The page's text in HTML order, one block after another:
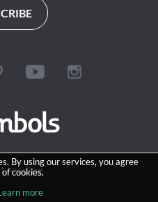
By using our services, you agree
cookies.
more
reading